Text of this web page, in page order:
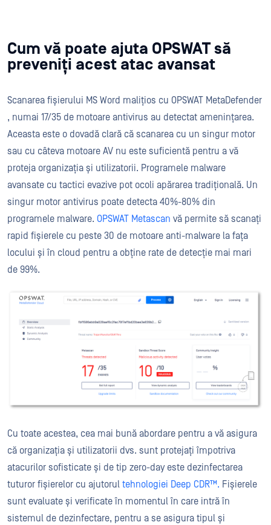
Cum vă poate ajuta OPSWAT să
preveniți acest atac avansat
Scanarea fișierului MS Word malițios cu OPSWAT MetaDefender
, numai 17/35 de motoare antivirus au detectat amenințarea.
Aceasta este o dovadă clară că scanarea cu un singur motor
sau cu câteva motoare AV nu este suficientă pentru a vă
proteja organizația și utilizatorii. Programele malware
avansate cu tactici evazive pot ocoli apărarea tradițională. Un
singur motor antivirus poate detecta 40%-80% din
programele malware. OPSWAT Metascan vă permite să scanați
rapid fișierele cu peste 30 de motoare anti-malware la fața
locului și în cloud pentru a obține rate de detecție mai mari
de 99%.
Cu toate acestea, cea mai bună abordare pentru a vă asigura
că organizația și utilizatorii dvs. sunt protejați împotriva
atacurilor sofisticate și de tip zero-day este dezinfectarea
tuturor fișierelor cu ajutorul tehnologiei Deep CDR™. Fișierele
sunt evaluate și verificate în momentul în care intră în
sistemul de dezinfectare, pentru a se asigura tipul și